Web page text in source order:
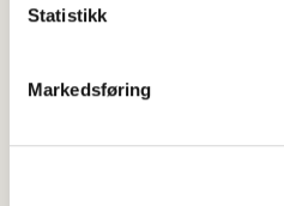
Statistikk
Markedsføring
20-40 min
Sellerirot- og eplesalat